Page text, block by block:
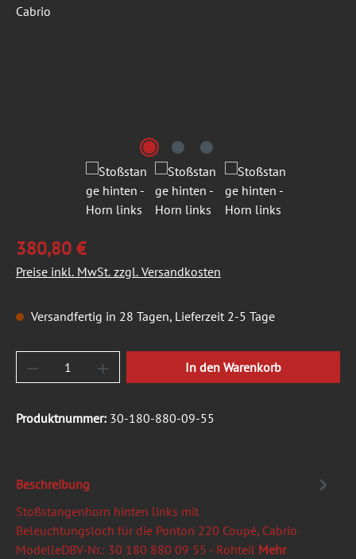
380,80 €
Preise inkl. MwSt. zzgl. Versandkosten
Versandfertig in 28 Tagen, Lieferzeit 2-5 Tage
Produkt Anzahl: Gib den gewünschten
In den Warenkorb
Produktnummer: 30-180-880-09-55
Beschreibung
Stoßstangenhorn hinten links mit
Beleuchtungsloch für die Ponton 220 Coupé, Cabrio
ModelleDBV-Nr.: 30 180 880 09 55 - Rohteil Mehr